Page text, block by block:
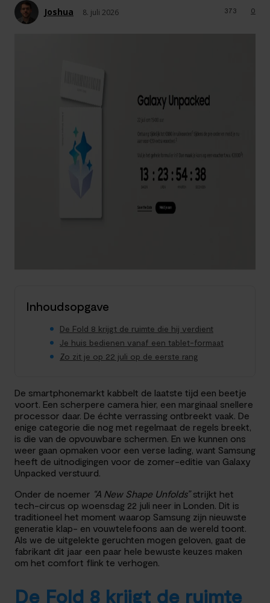
Joshua 8. juli 2026 0
373
Inhoudsopgave
De Fold 8 krijgt de ruimte die hij verdient
Je huis bedienen vanaf een tablet-formaat
Zo zit je op 22 juli op de eerste rang
De smartphonemarkt kabbelt de laatste tijd een beetje
voort. Een scherpere camera hier, een marginaal snellere
processor daar. De échte verrassing ontbreekt vaak. De
enige categorie die nog met regelmaat de regels breekt,
is die van de opvouwbare schermen. En we kunnen ons
weer gaan opmaken voor een verse lading, want Samsung
heeft de uitnodigingen voor de zomer-editie van Galaxy
Unpacked verstuurd.
Onder de noemer “A New Shape Unfolds”strijkt het
tech-circus op woensdag 22 juli neer in Londen. Dit is
traditioneel het moment waarop Samsung zijn nieuwste
generatie klap- en vouwtelefoons aan de wereld toont.
Als we de uitgelekte geruchten mogen geloven, gaat de
fabrikant dit jaar een paar hele bewuste keuzes maken
om het comfort flink te verhogen.
De Fold 8 krijgt de ruimte